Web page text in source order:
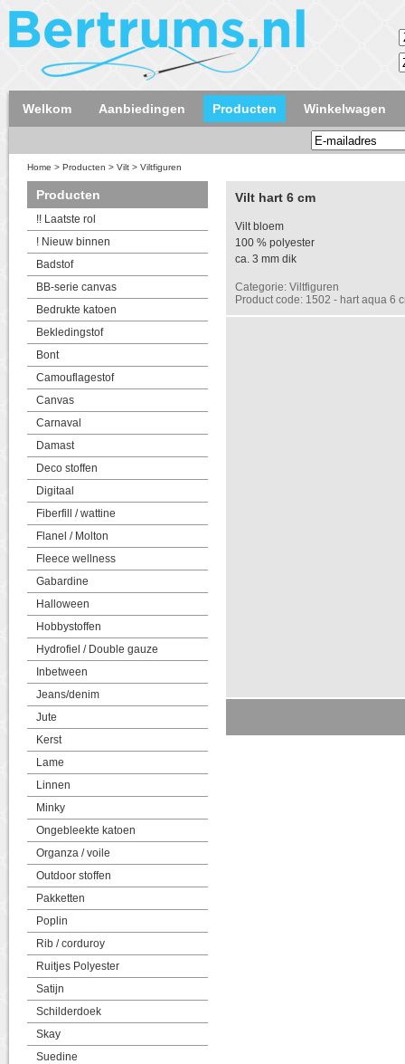
Welkom Aanbiedingen Producten Winkelwagen
Home > Producten > Vilt > Viltfiguren
Producten
!! Laatste rol
! Nieuw binnen
Badstof
BB-serie canvas
Bedrukte katoen
Bekledingstof
Bont
Camouflagestof
Canvas
Carnaval
Damast
Deco stoffen
Digitaal
Fiberfill / wattine
Flanel / Molton
Fleece wellness
Gabardine
Halloween
Hobbystoffen
Hydrofiel / Double gauze
Inbetween
Jeans/denim
Jute
Kerst
Lame
Linnen
Minky
Ongebleekte katoen
Organza / voile
Outdoor stoffen
Pakketten
Poplin
Rib / corduroy
Ruitjes Polyester
Satijn
Schilderdoek
Skay
Suedine
Vilt hart 6 cm
Vilt bloem
100 % polyester
ca. 3 mm dik
Categorie: Viltfiguren
Product code: 1502 - hart aqua 6